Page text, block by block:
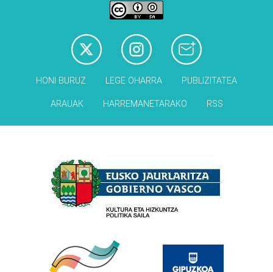
HONI BURUZ LEGE OHARRA PUBLIZITATEA
ARAUAK HARREMANETARAKO RSS